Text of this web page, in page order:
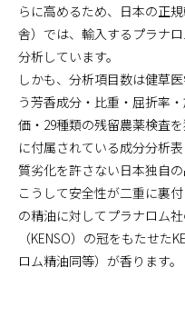
らに高めるため、日本の正
舎）では、輸入するプラナ
分析しています。
しかも、分析項目数は健草
う芳香成分・比重・屈折率
価・29種類の残留農薬検査
に付属されている成分分析
質劣化を許さない日本独自の
こうして安全性が二重に裏
の精油に対してプラナロム
（KENSO）の冠をもたせた
ロム精油同等）が香ります。